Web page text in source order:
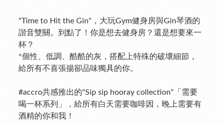
"Time to Hit the Gin"，大玩Gym健身房與Gin琴酒的
諧音雙關。到點了！你是想去健身房？還是想要來一
杯？
*個性、低調、酷酷的灰，搭配上特殊的破壞細節，
給所有不喜張揚卻品味獨具的你。
#accro共感推出的"Sip sip hooray collection"「需要
喝一杯系列」，給所有白天需要咖啡因，晚上需要有
酒精的你和我！